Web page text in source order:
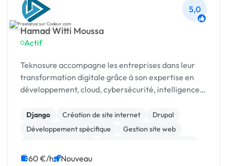
Hamad Witti Moussa
Actif
5,0
Teknosure accompagne les entreprises dans leur
transformation digitale grâce à son expertise en
développement, cloud, cybersécurité, intelligence
Django Création de site internet
Drupal
Développement spécifique
Gestion site web
Modules et composants
60 €/h Nouveau